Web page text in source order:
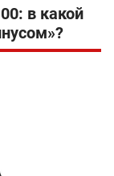
в какой